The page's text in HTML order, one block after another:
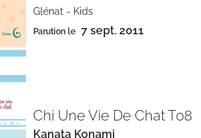
Glénat - Kids
Parution le 7 sept. 2011
Chi Une Vie De Chat T08
Kanata Konami